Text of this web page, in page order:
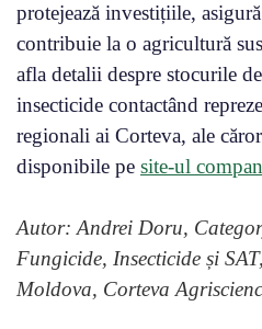
protejează investițiile,
contribuie la o agricultură
afla detalii despre stocurile
insecticide contactând
regionali ai Corteva, ale
disponibile pe site-ul
Autor: Andrei Doru,
Fungicide, Insecticide și
Moldova, Corteva